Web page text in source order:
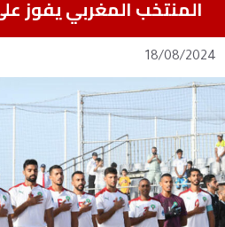
المنتخب المغربي يفوز على
18/08/2024